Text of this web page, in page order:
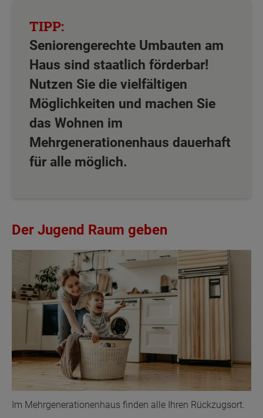
Seniorengerechte Umbauten am
Haus sind staatlich förderbar!
Nutzen Sie die vielfältigen
Möglichkeiten und machen Sie
das Wohnen im
Mehrgenerationenhaus dauerhaft
für alle möglich.
Der Jugend Raum geben
Im Mehrgenerationenhaus finden alle Ihren Rückzugsort.